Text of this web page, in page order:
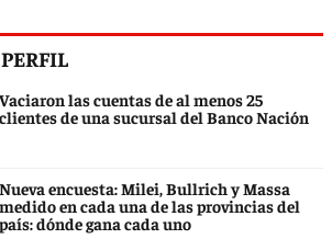
Vaciaron las cuentas de al menos 25
clientes de una sucursal del Banco Nación
Nueva encuesta: Milei, Bullrich y Massa
medido en cada una de las provincias del
país: dónde gana cada uno